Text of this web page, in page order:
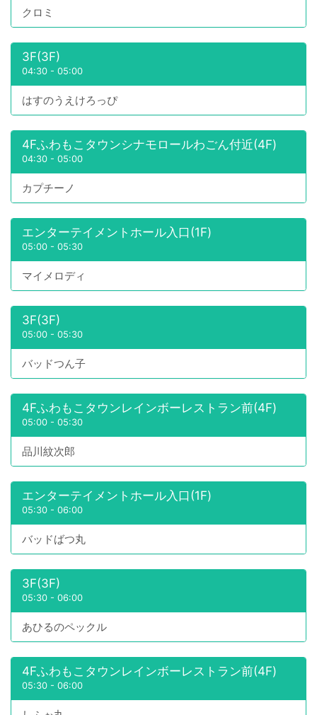
クロミ
3F(3F)
04:30 - 05:00
はすのうえけろっぴ
4Fふわもこタウンシナモロールわごん付近(4F)
04:30 - 05:00
カプチーノ
エンターテイメントホール入口(1F)
05:00 - 05:30
マイメロディ
3F(3F)
05:00 - 05:30
バッドつん子
4Fふわもこタウンレインボーレストラン前(4F)
05:00 - 05:30
品川紋次郎
エンターテイメントホール入口(1F)
05:30 - 06:00
バッドばつ丸
3F(3F)
05:30 - 06:00
あひるのペックル
4Fふわもこタウンレインボーレストラン前(4F)
05:30 - 06:00